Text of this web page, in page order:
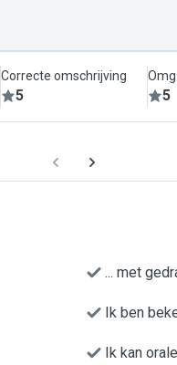
Correcte omschrijving
5 5
... met
Ik ben
Ik kan